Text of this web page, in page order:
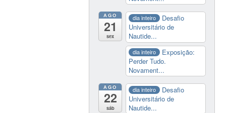
AGO
21
sex
dia inteiro
Desafio
Universitário de
Nautide...
dia inteiro
Exposição:
Perder Tudo.
Novament...
AGO
22
sáb
dia inteiro
Desafio
Universitário de
Nautide...